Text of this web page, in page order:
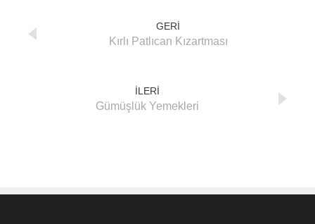
GERİ
Kırlı Patlıcan Kızartması
İLERİ
Gümüşlük Yemekleri